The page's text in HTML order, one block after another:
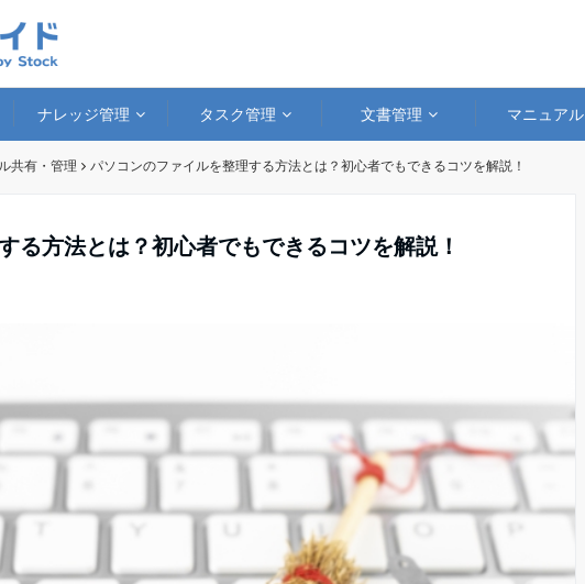
ナレッジ管理 タスク管理 文書管理 マニュアル
共有・管理 パソコンのファイルを整理する方法とは？初心者でもできるコツを解説！
る方法とは？初心者でもできるコツを解説！